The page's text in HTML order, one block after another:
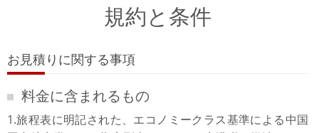
規約と条件
お見積りに関する事項
料金に含まれるもの
1.旅程表に明記された、エコノミークラス基準による中国